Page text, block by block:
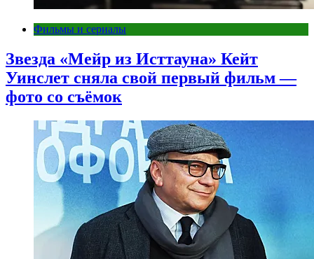
Фильмы и сериалы
Звезда «Мейр из Исттауна» Кейт
Уинслет сняла свой первый фильм —
фото со съёмок